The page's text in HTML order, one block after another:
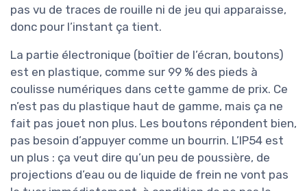
pas vu de traces de rouille ni de jeu qui apparaisse,
donc pour l’instant ça tient.
La partie électronique (boîtier de l’écran, boutons)
est en plastique, comme sur 99 % des pieds à
coulisse numériques dans cette gamme de prix. Ce
n’est pas du plastique haut de gamme, mais ça ne
fait pas jouet non plus. Les boutons répondent bien,
pas besoin d’appuyer comme un bourrin. L’IP54 est
un plus : ça veut dire qu’un peu de poussière, de
projections d’eau ou de liquide de frein ne vont pas